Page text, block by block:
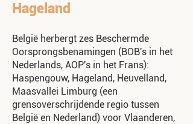
Hageland
België herbergt zes Beschermde
Oorsprongsbenamingen (BOB's in het
Nederlands, AOP's in het Frans):
Haspengouw, Hageland, Heuvelland,
Maasvallei Limburg (een
grensoverschrijdende regio tussen
België en Nederland) voor Vlaanderen,